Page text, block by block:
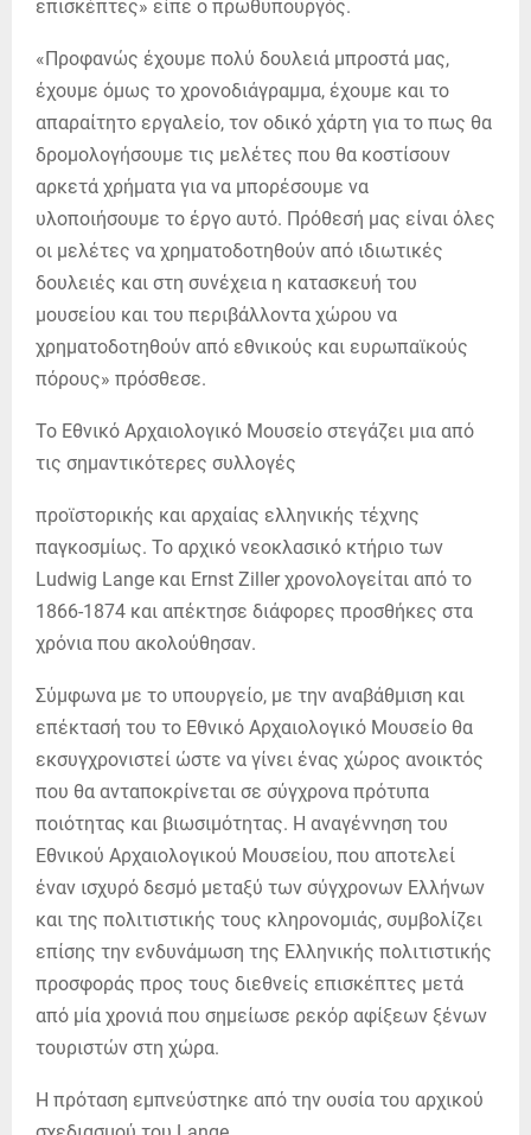
επισκέπτες» είπε ο πρωθυπουργός.
«Προφανώς έχουμε πολύ δουλειά μπροστά μας,
έχουμε όμως το χρονοδιάγραμμα, έχουμε και το
απαραίτητο εργαλείο, τον οδικό χάρτη για το πως θα
δρομολογήσουμε τις μελέτες που θα κοστίσουν
αρκετά χρήματα για να μπορέσουμε να
υλοποιήσουμε το έργο αυτό. Πρόθεσή μας είναι όλες
οι μελέτες να χρηματοδοτηθούν από ιδιωτικές
δουλειές και στη συνέχεια η κατασκευή του
μουσείου και του περιβάλλοντα χώρου να
χρηματοδοτηθούν από εθνικούς και ευρωπαϊκούς
πόρους» πρόσθεσε.
Το Εθνικό Αρχαιολογικό Μουσείο στεγάζει µια από
τις σηµαντικότερες συλλογές
προϊστορικής και αρχαίας ελληνικής τέχνης
παγκοσµίως. Το αρχικό νεοκλασικό κτήριο των
Ludwig Lange και Ernst Ziller χρονολογείται από το
1866-1874 και απέκτησε διάφορες προσθήκες στα
χρόνια που ακολούθησαν.
Σύμφωνα με το υπουργείο, με την αναβάθµιση και
επέκτασή του το Εθνικό Αρχαιολογικό Μουσείο θα
εκσυγχρονιστεί ώστε να γίνει ένας χώρος ανοικτός
που θα ανταποκρίνεται σε σύγχρονα πρότυπα
ποιότητας και βιωσιµότητας. Η αναγέννηση του
Εθνικού Αρχαιολογικού Μουσείου, που αποτελεί
έναν ισχυρό δεσµό µεταξύ των σύγχρονων Ελλήνων
και της πολιτιστικής τους κληρονοµιάς, συµβολίζει
επίσης την ενδυνάµωση της Ελληνικής πολιτιστικής
προσφοράς προς τους διεθνείς επισκέπτες µετά
από µία χρονιά που σηµείωσε ρεκόρ αφίξεων ξένων
τουριστών στη χώρα.
Η πρόταση εµπνεύστηκε από την ουσία του αρχικού